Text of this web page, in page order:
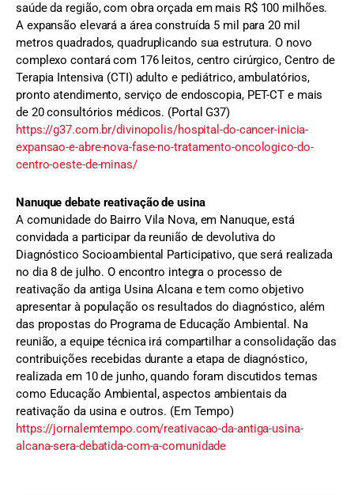
saúde da região, com obra orçada em mais R$ 100 milhões.
A expansão elevará a área construída 5 mil para 20 mil
metros quadrados, quadruplicando sua estrutura. O novo
complexo contará com 176 leitos, centro cirúrgico, Centro de
Terapia Intensiva (CTI) adulto e pediátrico, ambulatórios,
pronto atendimento, serviço de endoscopia, PET-CT e mais
de 20 consultórios médicos. (Portal G37)
https://g37.com.br/divinopolis/hospital-do-cancer-inicia-
expansao-e-abre-nova-fase-no-tratamento-oncologico-do-
centro-oeste-de-minas/
Nanuque debate reativação de usina
A comunidade do Bairro Vila Nova, em Nanuque, está
convidada a participar da reunião de devolutiva do
Diagnóstico Socioambiental Participativo, que será realizada
no dia 8 de julho. O encontro integra o processo de
reativação da antiga Usina Alcana e tem como objetivo
apresentar à população os resultados do diagnóstico, além
das propostas do Programa de Educação Ambiental. Na
reunião, a equipe técnica irá compartilhar a consolidação das
contribuições recebidas durante a etapa de diagnóstico,
realizada em 10 de junho, quando foram discutidos temas
como Educação Ambiental, aspectos ambientais da
reativação da usina e outros. (Em Tempo)
https://jornalemtempo.com/reativacao-da-antiga-usina-
alcana-sera-debatida-com-a-comunidade